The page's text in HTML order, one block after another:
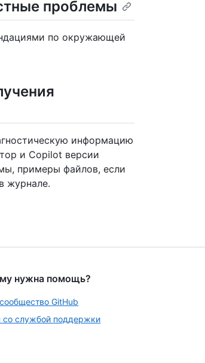
проблемы
по окружающей
информацию
и Copilot версии
примеры файлов, если
журнале.
нужна помощь?
GitHub
со службой поддержки